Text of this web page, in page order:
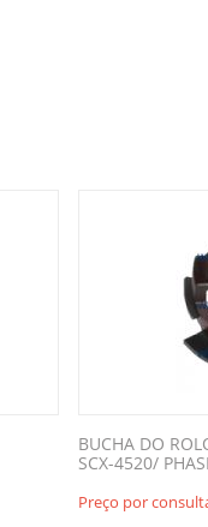
BUCHA DO
SCX-4520/
Preço por